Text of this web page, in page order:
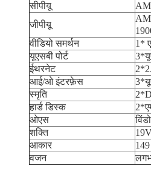
सीपीयू
जीपीयू
वीडियो समर्थन
1*
यूएसबी पोर्ट
ईथरनेट
आई/ओ इंटरफ़ेस
स्मृति
हार्ड डिस्क
ओएस
शक्ति
आकार
149
वजन